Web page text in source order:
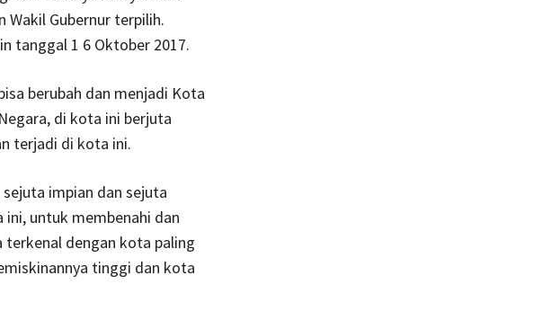
Wakil Gubernur terpilih.
tanggal 1 6 Oktober 2017.
berubah dan menjadi Kota
di kota ini berjuta
terjadi di kota ini.
impian dan sejuta
untuk membenahi dan
dengan kota paling
tinggi dan kota